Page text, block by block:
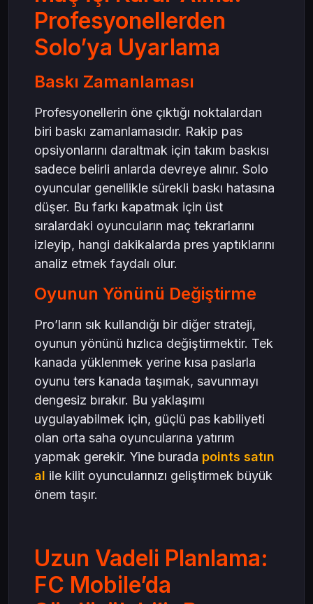
Profesyonellerden
Solo’ya Uyarlama
Baskı Zamanlaması
Profesyonellerin öne çıktığı noktalardan
biri baskı zamanlamasıdır. Rakip pas
opsiyonlarını daraltmak için takım baskısı
sadece belirli anlarda devreye alınır. Solo
oyuncular genellikle sürekli baskı hatasına
düşer. Bu farkı kapatmak için üst
sıralardaki oyuncuların maç tekrarlarını
izleyip, hangi dakikalarda pres yaptıklarını
analiz etmek faydalı olur.
Oyunun Yönünü Değiştirme
Pro’ların sık kullandığı bir diğer strateji,
oyunun yönünü hızlıca değiştirmektir. Tek
kanada yüklenmek yerine kısa paslarla
oyunu ters kanada taşımak, savunmayı
dengesiz bırakır. Bu yaklaşımı
uygulayabilmek için, güçlü pas kabiliyeti
olan orta saha oyuncularına yatırım
yapmak gerekir. Yine burada points satın
al ile kilit oyuncularınızı geliştirmek büyük
önem taşır.
Uzun Vadeli Planlama:
FC Mobile’da